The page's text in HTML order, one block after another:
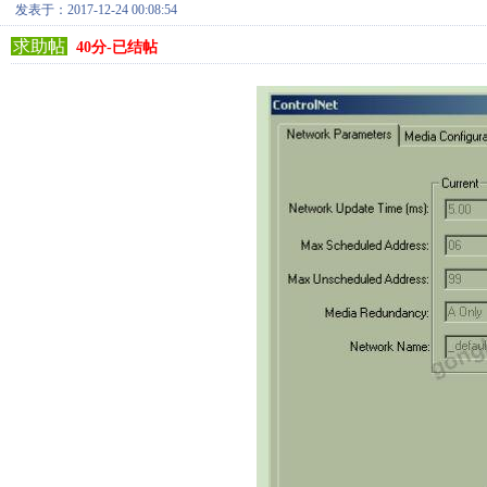
发表于：2017-12-24 00:08:54
求助帖 40分-已结帖